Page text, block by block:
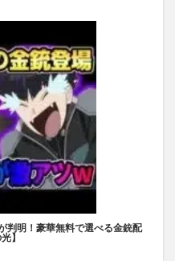
判明！豪華無料で選べる金銃配
】